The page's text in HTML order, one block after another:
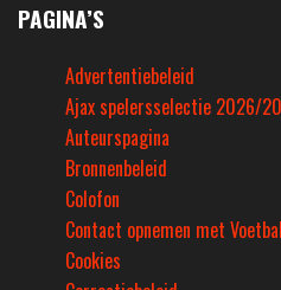
PAGINA’S
Advertentiebeleid
Ajax spelersselectie 2026/
Auteurspagina
Bronnenbeleid
Colofon
Contact opnemen met
Cookies